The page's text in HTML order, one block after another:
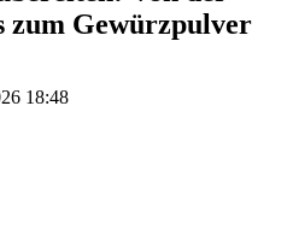
zum Gewürzpulver
18:48